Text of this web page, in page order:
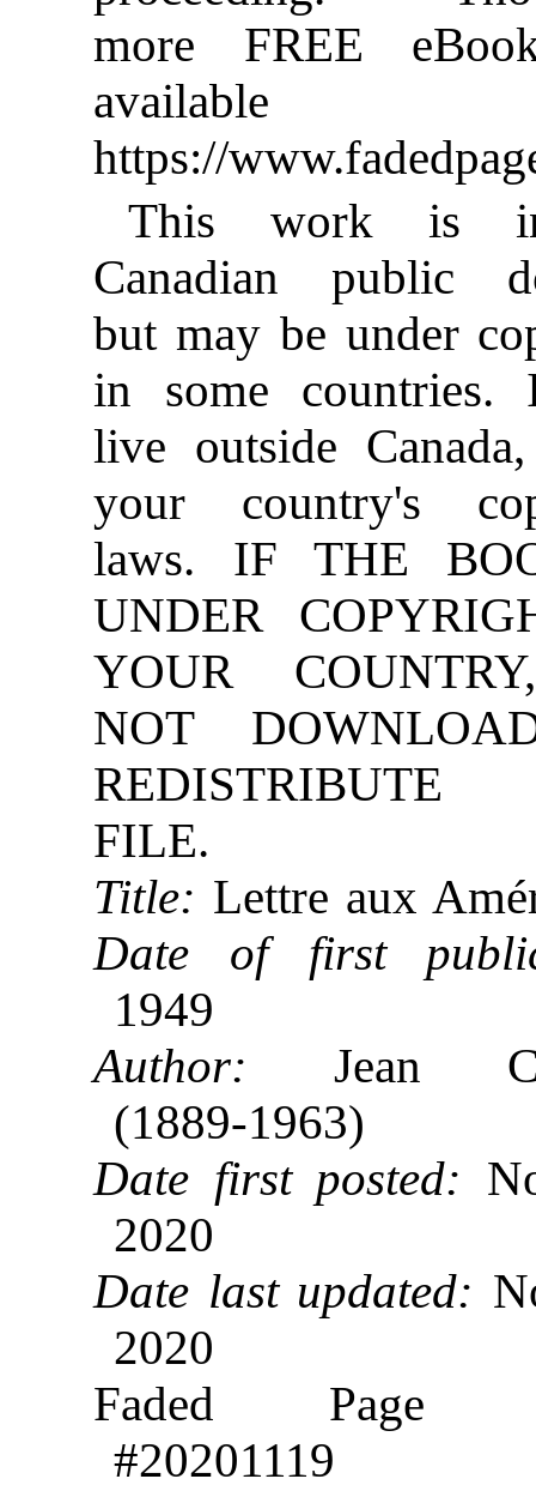
more FREE
https://
This work is
Canadian public
but may be under
in some
live outside
your country's
laws. IF THE
UNDER
YOUR
NOT
REDISTRIBUTE
FILE.
Title: Lettre aux
Date of first
1949
Author: Jean
(1889-1963)
Date first posted:
2020
Date last updated:
2020
Faded Page
#20201119